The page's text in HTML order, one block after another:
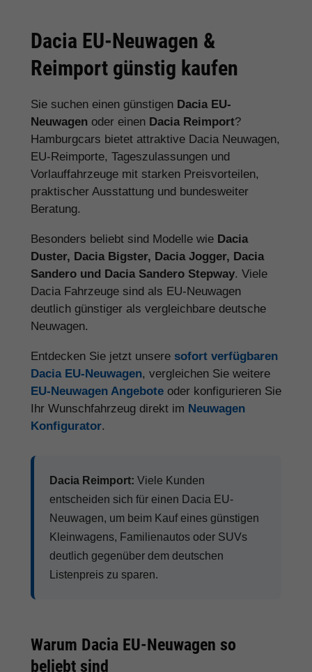
Dacia EU-Neuwagen &
Reimport günstig kaufen
Sie suchen einen günstigen Dacia EU-
Neuwagen oder einen Dacia Reimport?
Hamburgcars bietet attraktive Dacia Neuwagen,
EU-Reimporte, Tageszulassungen und
Vorlauffahrzeuge mit starken Preisvorteilen,
praktischer Ausstattung und bundesweiter
Beratung.
Besonders beliebt sind Modelle wie Dacia
Duster, Dacia Bigster, Dacia Jogger, Dacia
Sandero und Dacia Sandero Stepway. Viele
Dacia Fahrzeuge sind als EU-Neuwagen
deutlich günstiger als vergleichbare deutsche
Neuwagen.
Entdecken Sie jetzt unsere sofort verfügbaren
Dacia EU-Neuwagen, vergleichen Sie weitere
EU-Neuwagen Angebote oder konfigurieren Sie
Ihr Wunschfahrzeug direkt im Neuwagen
Konfigurator.
Dacia Reimport: Viele Kunden
entscheiden sich für einen Dacia EU-
Neuwagen, um beim Kauf eines günstigen
Kleinwagens, Familienautos oder SUVs
deutlich gegenüber dem deutschen
Listenpreis zu sparen.
Warum Dacia EU-Neuwagen so
beliebt sind